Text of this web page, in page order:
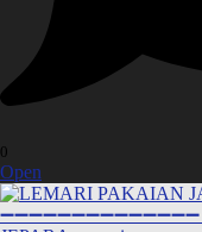
0
Open